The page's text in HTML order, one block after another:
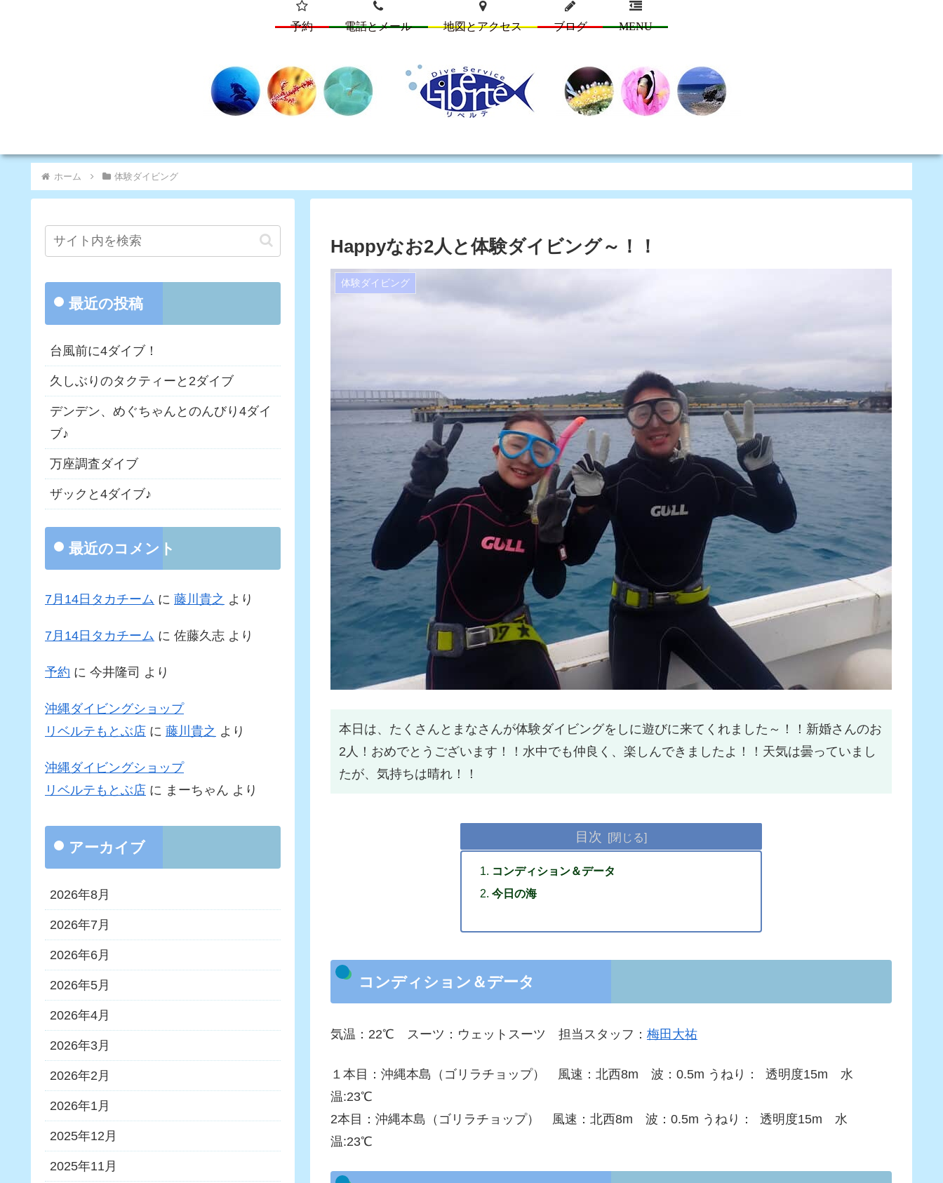
予約 電話とメール 地図とアクセス ブログ MENU
ホーム 体験ダイビング
Happyなお2人と体験ダイビング～！！
体験ダイビング
本日は、たくさんとまなさんが体験ダイビングをしに遊びに来てくれました～！！新婚さんのお
2人！おめでとうございます！！水中でも仲良く、楽しんできましたよ！！天気は曇っていまし
たが、気持ちは晴れ！！
目次
コンディション＆データ
今日の海
コンディション＆データ
気温：22℃ スーツ：ウェットスーツ 担当スタッフ： 梅田大祐
１本目：沖縄本島（ゴリラチョップ） 風速：北西8m 波：0.5m うねり： 透明度15m 水
温:23℃
2本目：沖縄本島（ゴリラチョップ） 風速：北西8m 波：0.5m うねり： 透明度15m 水
温:23℃
最近の投稿
台風前に4ダイブ！
久しぶりのタクティーと2ダイブ
デンデン、めぐちゃんとのんびり4ダイ
ブ♪
万座調査ダイブ
ザックと4ダイブ♪
最近のコメント
7月14日タカチーム に 藤川貴之 より
7月14日タカチーム に 佐藤久志 より
予約 に 今井隆司 より
沖縄ダイビングショップ
リベルテもとぶ店 に 藤川貴之 より
沖縄ダイビングショップ
リベルテもとぶ店 に まーちゃん より
アーカイブ
2026年8月
2026年7月
2026年6月
2026年5月
2026年4月
2026年3月
2026年2月
2026年1月
2025年12月
2025年11月